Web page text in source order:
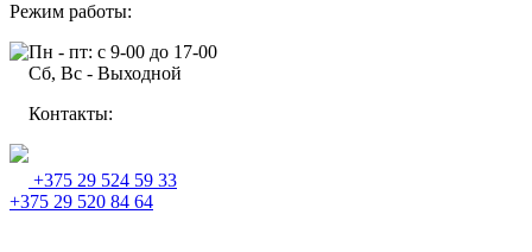
Режим работы:
Пн - пт: с 9-00 до 17-00
Сб, Вс - Выходной
Контакты:
+375 29 524 59 33
+375 29 520 84 64